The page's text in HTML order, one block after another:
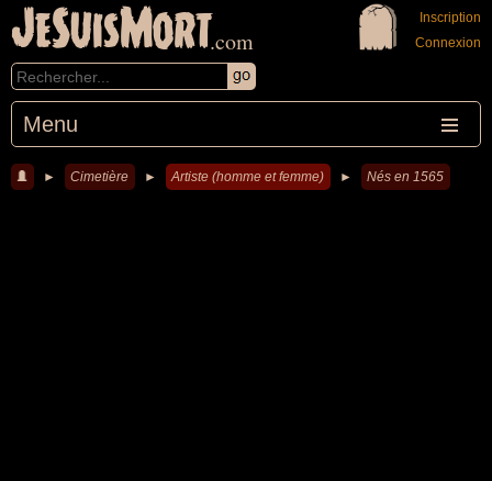
JeSuisMort.com
Menu
Inscription
Connexion
► Cimetière ► Artiste (homme et femme) ► Nés en 1565